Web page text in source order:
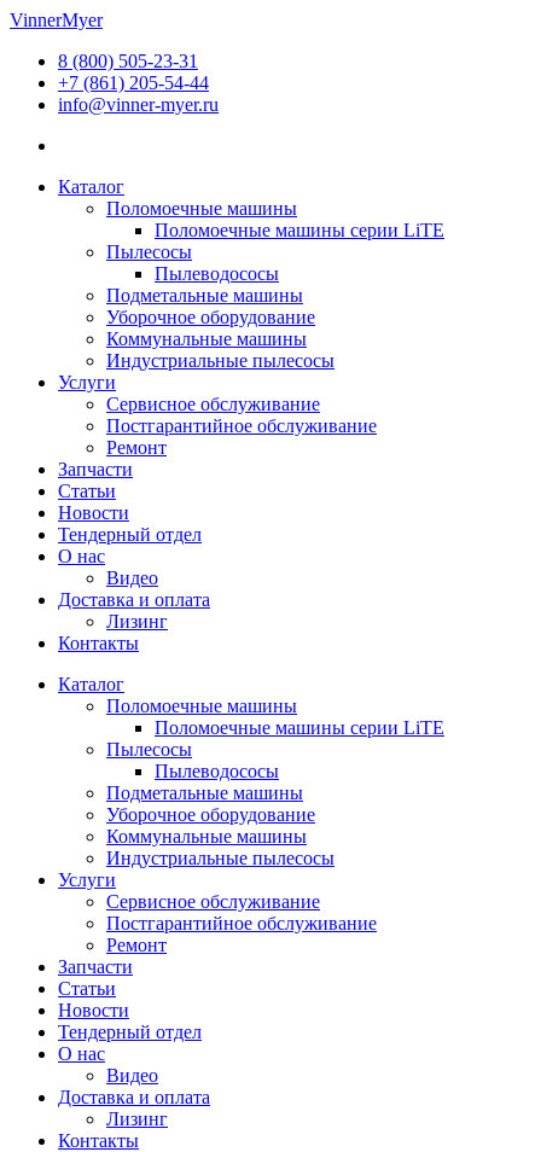
Перейти
содержимому
VinnerMyer
8 (800) 505-23-31
+7 (861) 205-54-44
info@vinner-myer.ru
Каталог
Поломоечные машины
Поломоечные машины серии LiTE
Пылесосы
Пылеводососы
Подметальные машины
Уборочное оборудование
Коммунальные машины
Индустриальные пылесосы
Услуги
Сервисное обслуживание
Постгарантийное обслуживание
Ремонт
Запчасти
Статьи
Новости
Тендерный отдел
О нас
Видео
Доставка и оплата
Лизинг
Контакты
Каталог
Поломоечные машины
Поломоечные машины серии LiTE
Пылесосы
Пылеводососы
Подметальные машины
Уборочное оборудование
Коммунальные машины
Индустриальные пылесосы
Услуги
Сервисное обслуживание
Постгарантийное обслуживание
Ремонт
Запчасти
Статьи
Новости
Тендерный отдел
О нас
Видео
Доставка и оплата
Лизинг
Контакты